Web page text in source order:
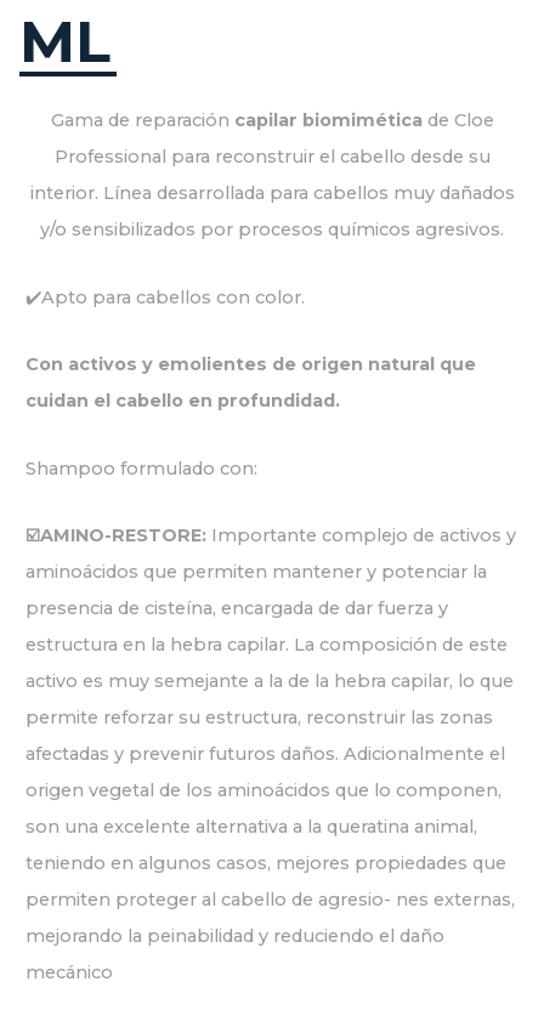
ML
Gama de reparación capilar biomiméticade Cloe
Professional para reconstruir el cabello desde su
interior. Línea desarrollada para cabellos muy dañados
y/o sensibilizados por procesos químicos agresivos.
✔️Apto para cabellos con color.
Con activos y emolientes de origen natural que
cuidan el cabello en profundidad.
Shampoo formulado con:
☑️AMINO-RESTORE:Importante complejo de activos y
aminoácidos que permiten mantener y potenciar la
presencia de cisteína, encargada de dar fuerza y
estructura en la hebra capilar. La composición de este
activo es muy semejante a la de la hebra capilar, lo que
permite reforzar su estructura, reconstruir las zonas
afectadas y prevenir futuros daños. Adicionalmente el
origen vegetal de los aminoácidos que lo componen,
son una excelente alternativa a la queratina animal,
teniendo en algunos casos, mejores propiedades que
permiten proteger al cabello de agresio- nes externas,
mejorando la peinabilidad y reduciendo el daño
mecánico